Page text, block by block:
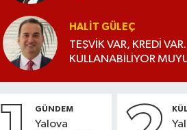
HALIT GÜLEÇ
TEŞVİK VAR, KREDİ
KULLANABİLİYOR
GÜNDEM
Yalova